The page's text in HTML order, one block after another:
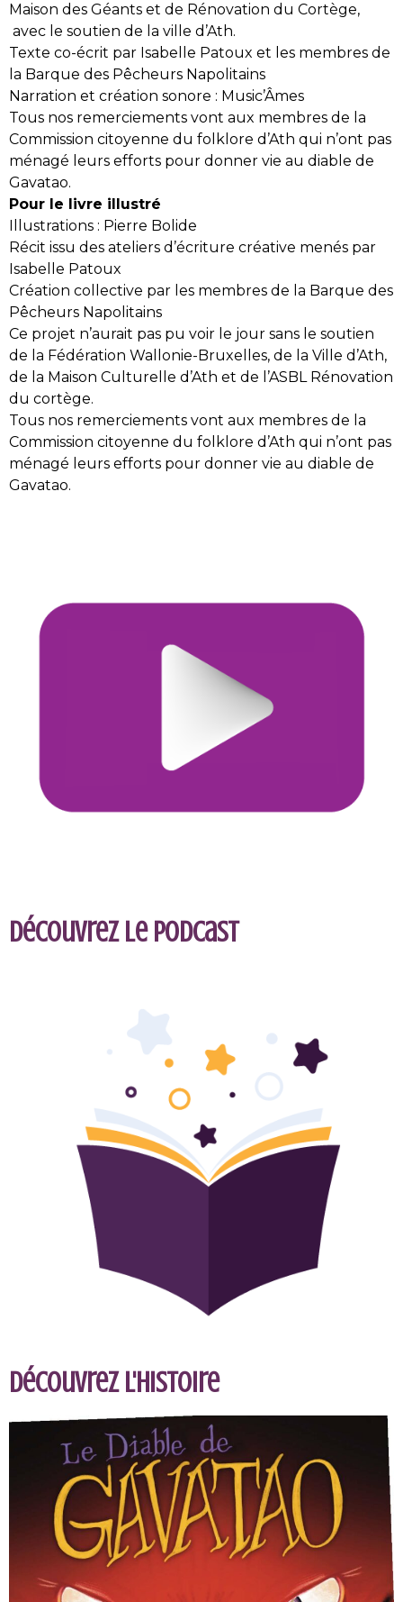
Maison des Géants et de Rénovation du Cortège,
avec le soutien de la ville d’Ath.
Texte co-écrit par Isabelle Patoux et les membres de
la Barque des Pêcheurs Napolitains
Narration et création sonore : Music’Âmes
Tous nos remerciements vont aux membres de la
Commission citoyenne du folklore d’Ath qui n’ont pas
ménagé leurs efforts pour donner vie au diable de
Gavatao.
Pour le livre illustré
Illustrations : Pierre Bolide
Récit issu des ateliers d’écriture créative menés par
Isabelle Patoux
Création collective par les membres de la Barque des
Pêcheurs Napolitains
Ce projet n’aurait pas pu voir le jour sans le soutien
de la Fédération Wallonie-Bruxelles, de la Ville d’Ath,
de la Maison Culturelle d’Ath et de l’ASBL Rénovation
du cortège.
Tous nos remerciements vont aux membres de la
Commission citoyenne du folklore d’Ath qui n’ont pas
ménagé leurs efforts pour donner vie au diable de
Gavatao.
Découvrez le podcast
Découvrez l'histoire